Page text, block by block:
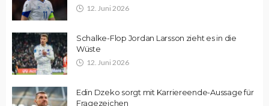
12. Juni 2026
Schalke-Flop Jordan Larsson zieht es in die
Wüste
12. Juni 2026
Edin Dzeko sorgt mit Karriereende-Aussage für
Fragezeichen